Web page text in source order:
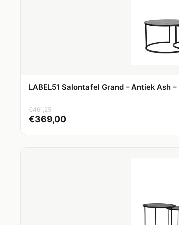
LABEL51 Salontafel Grand – Antiek Ash
€461,25
€369,00